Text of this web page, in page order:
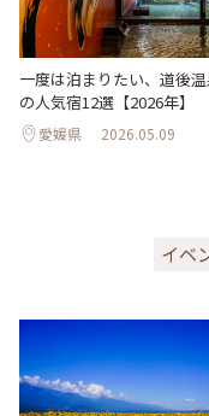
一度は泊まりたい、道後
の人気宿12選【2026年】
愛媛県 2026.05.09
イベ